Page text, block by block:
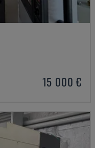
15 000 €